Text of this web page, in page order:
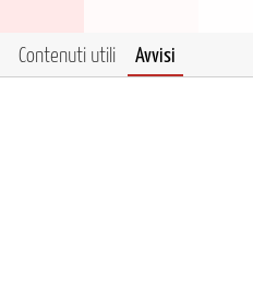
Contenuti utili Avvisi